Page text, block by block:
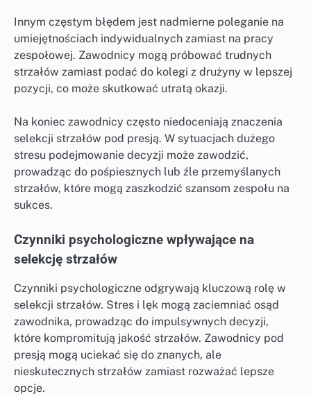
Innym częstym błędem jest nadmierne poleganie na
umiejętnościach indywidualnych zamiast na pracy
zespołowej. Zawodnicy mogą próbować trudnych
strzałów zamiast podać do kolegi z drużyny w lepszej
pozycji, co może skutkować utratą okazji.
Na koniec zawodnicy często niedoceniają znaczenia
selekcji strzałów pod presją. W sytuacjach dużego
stresu podejmowanie decyzji może zawodzić,
prowadząc do pośpiesznych lub źle przemyślanych
strzałów, które mogą zaszkodzić szansom zespołu na
sukces.
Czynniki psychologiczne wpływające na
selekcję strzałów
Czynniki psychologiczne odgrywają kluczową rolę w
selekcji strzałów. Stres i lęk mogą zaciemniać osąd
zawodnika, prowadząc do impulsywnych decyzji,
które kompromitują jakość strzałów. Zawodnicy pod
presją mogą uciekać się do znanych, ale
nieskutecznych strzałów zamiast rozważać lepsze
opcje.